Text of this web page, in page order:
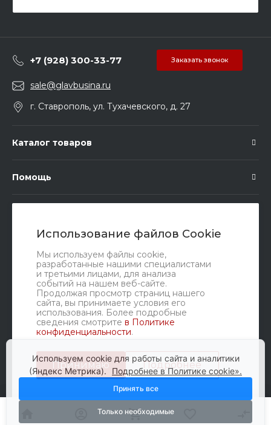
Использование файлов Cookie
Мы используем файлы cookie,
разработанные нашими специалистами
и третьими лицами, для анализа
событий на нашем веб-сайте.
Продолжая просмотр страниц нашего
сайта, вы принимаете условия его
использования. Более подробные
сведения смотрите в Политике
конфиденциальности.
Принимаю Подробнее
+7 (928) 300-33-77 Заказать звонок
sale@glavbusina.ru
г. Ставрополь, ул. Тухачевского, д. 27
Каталог товаров
Помощь
Мы в соц. сетях
© 2010-2026 Glavbusina, Все права защищены
Используем cookie для работы сайта и аналитики
(Яндекс Метрика). Подробнее в Политике cookie».
Принять все
Только необходимые